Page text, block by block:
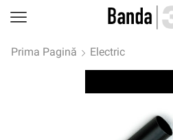
Prima Pagină Electric